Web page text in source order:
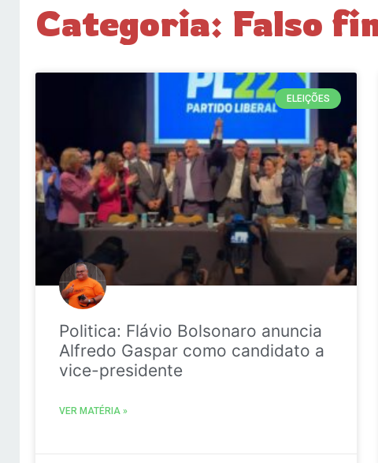
Categoria: Falso
ELEIÇÕES
Politica: Flávio Bolsonaro anuncia
Alfredo Gaspar como candidato a
vice-presidente
VER MATÉRIA »